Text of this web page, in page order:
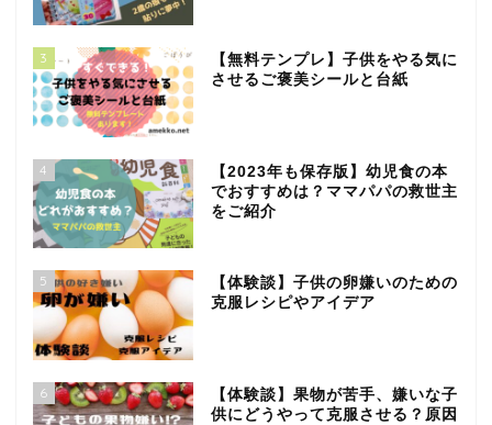
3
【無料テンプレ】子供をやる気に
させるご褒美シールと台紙
4
【2023年も保存版】幼児食の本
でおすすめは？ママパパの救世主
をご紹介
5
【体験談】子供の卵嫌いのための
克服レシピやアイデア
6
【体験談】果物が苦手、嫌いな子
供にどうやって克服させる？原因